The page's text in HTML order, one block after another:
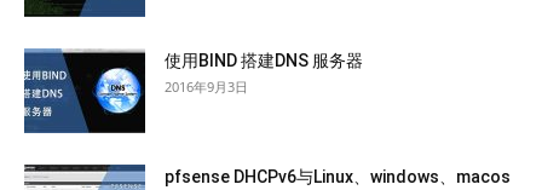
使用BIND 搭建DNS 服务器
2016年9月3日
pfsense DHCPv6与Linux、windows、macos